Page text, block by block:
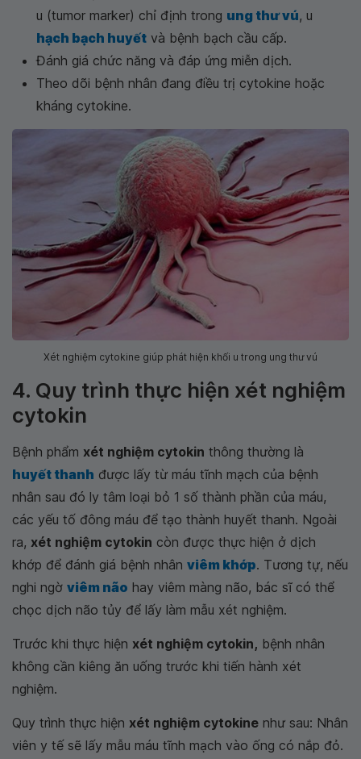
u (tumor marker) chỉ định trong ung thư vú, u
hạch bạch huyết và bệnh bạch cầu cấp.
Đánh giá chức năng và đáp ứng miễn dịch.
Theo dõi bệnh nhân đang điều trị cytokine hoặc
kháng cytokine.
Xét nghiệm cytokine giúp phát hiện khối u trong ung thư vú
4. Quy trình thực hiện xét nghiệm
cytokin
Bệnh phẩm xét nghiệm cytokin thông thường là
huyết thanh được lấy từ máu tĩnh mạch của bệnh
nhân sau đó ly tâm loại bỏ 1 số thành phần của máu,
các yếu tố đông máu để tạo thành huyết thanh. Ngoài
ra, xét nghiệm cytokin còn được thực hiện ở dịch
khớp để đánh giá bệnh nhân viêm khớp. Tương tự, nếu
nghi ngờ viêm não hay viêm màng não, bác sĩ có thể
chọc dịch não tủy để lấy làm mẫu xét nghiệm.
Trước khi thực hiện xét nghiệm cytokin, bệnh nhân
không cần kiêng ăn uống trước khi tiến hành xét
nghiệm.
Quy trình thực hiện xét nghiệm cytokine như sau: Nhân
viên y tế sẽ lấy mẫu máu tĩnh mạch vào ống có nắp đỏ.